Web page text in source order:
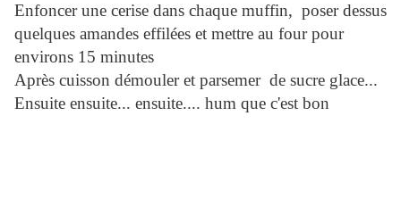
Enfoncer une cerise dans chaque muffin, poser dessus
quelques amandes effilées et mettre au four pour
environs 15 minutes
Après cuisson démouler et parsemer de sucre glace...
Ensuite ensuite... ensuite.... hum que c'est bon